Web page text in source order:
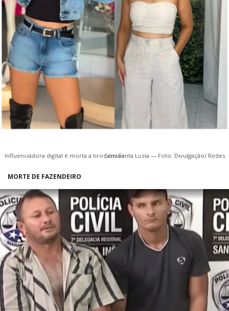
Influenciadora digital é morta a tiros em Santa Luzia — Foto: Divulgação/ Redes Sociais
MORTE DE FAZENDEIRO